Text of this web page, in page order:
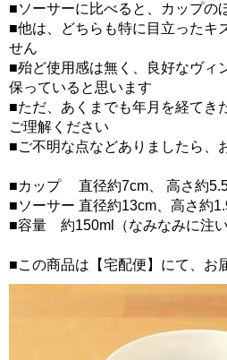
■ソーサーに比べると、カップの
■他は、どちらも特に目立ったキ
せん
■殆ど使用感は無く、良好なヴィ
保っていると思います
■ただ、あくまでも年月を経てき
ご理解ください
■ご不明な点などありましたら、
■カップ 直径約7cm、 高さ約
■ソーサー 直径約13cm、高さ約
■容量 約150ml（なみなみに注い
■この商品は【宅配便】にて、お